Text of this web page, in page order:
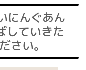
にんぐあん
していきた
さい。